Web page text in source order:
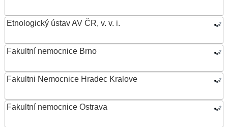
Etnologický ústav AV ČR, v. v. i.
Fakultní nemocnice Brno
Fakultni Nemocnice Hradec Kralove
Fakultní nemocnice Ostrava